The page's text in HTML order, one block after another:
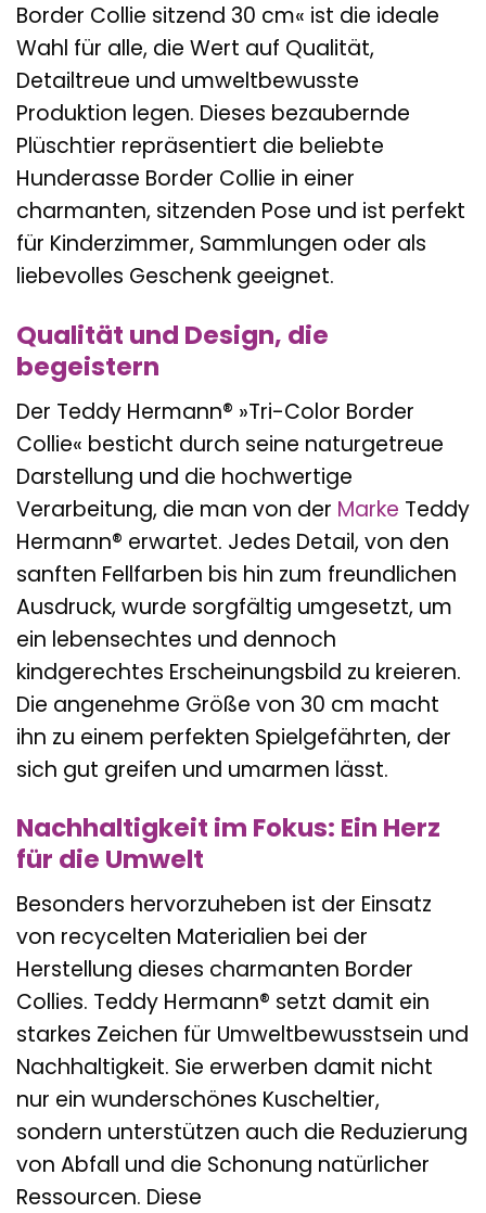
Border Collie sitzend 30 cm« ist die ideale
Wahl für alle, die Wert auf Qualität,
Detailtreue und umweltbewusste
Produktion legen. Dieses bezaubernde
Plüschtier repräsentiert die beliebte
Hunderasse Border Collie in einer
charmanten, sitzenden Pose und ist perfekt
für Kinderzimmer, Sammlungen oder als
liebevolles Geschenk geeignet.
Qualität und Design, die
begeistern
Der Teddy Hermann® »Tri-Color Border
Collie« besticht durch seine naturgetreue
Darstellung und die hochwertige
Verarbeitung, die man von der Marke Teddy
Hermann® erwartet. Jedes Detail, von den
sanften Fellfarben bis hin zum freundlichen
Ausdruck, wurde sorgfältig umgesetzt, um
ein lebensechtes und dennoch
kindgerechtes Erscheinungsbild zu kreieren.
Die angenehme Größe von 30 cm macht
ihn zu einem perfekten Spielgefährten, der
sich gut greifen und umarmen lässt.
Nachhaltigkeit im Fokus: Ein Herz
für die Umwelt
Besonders hervorzuheben ist der Einsatz
von recycelten Materialien bei der
Herstellung dieses charmanten Border
Collies. Teddy Hermann® setzt damit ein
starkes Zeichen für Umweltbewusstsein und
Nachhaltigkeit. Sie erwerben damit nicht
nur ein wunderschönes Kuscheltier,
sondern unterstützen auch die Reduzierung
von Abfall und die Schonung natürlicher
Ressourcen. Diese